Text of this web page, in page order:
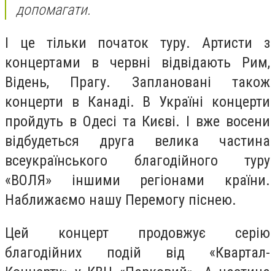
допомагати.
І це тільки початок туру. Артисти з
концертами в червні відвідають Рим,
Відень, Прагу. Заплановані також
концерти в Канаді. В Україні концерти
пройдуть в Одесі та Києві. І вже восени
відбудеться друга велика частина
всеукраїнського благодійного туру
«ВОЛЯ» іншими регіонами країни.
Наближаємо нашу Перемогу піснею.
Цей концерт продовжує серію
благодійних подій від «Квартал-